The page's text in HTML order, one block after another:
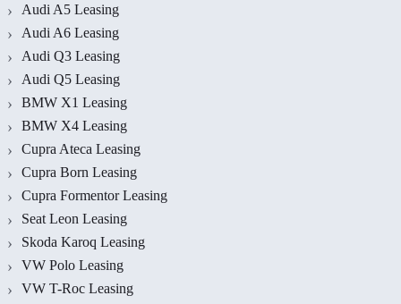
Audi A5 Leasing
Audi A6 Leasing
Audi Q3 Leasing
Audi Q5 Leasing
BMW X1 Leasing
BMW X4 Leasing
Cupra Ateca Leasing
Cupra Born Leasing
Cupra Formentor Leasing
Seat Leon Leasing
Skoda Karoq Leasing
VW Polo Leasing
VW T-Roc Leasing